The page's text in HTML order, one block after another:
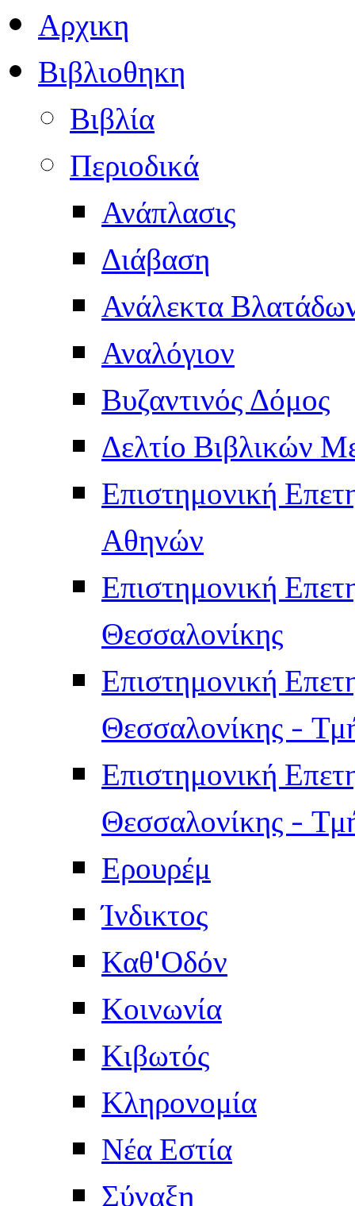
Αρχικη
Βιβλιοθηκη
Βιβλία
Περιοδικά
Ανάπλασις
Διάβαση
Ανάλεκτα
Αναλόγιον
Βυζαντινός Δόμος
Δελτίο Βιβλικών
Επιστημονική
Αθηνών
Επιστημονική
Θεσσαλονίκης
Επιστημονική
Θεσσαλονίκης -
Επιστημονική
Θεσσαλονίκης -
Ερουρέμ
Ίνδικτος
Καθ'Οδόν
Κοινωνία
Κιβωτός
Κληρονομία
Νέα Εστία
Σύναξη